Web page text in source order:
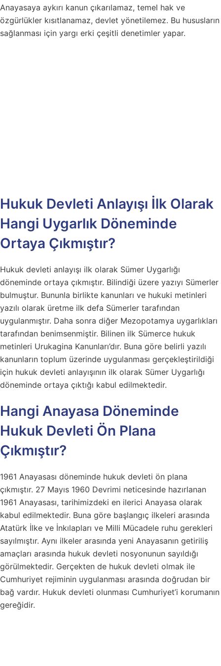
Anayasaya aykırı kanun çıkarılamaz, temel hak ve
özgürlükler kısıtlanamaz, devlet yönetilemez. Bu hususların
sağlanması için yargı erki çeşitli denetimler yapar.
Hukuk Devleti Anlayışı İlk Olarak
Hangi Uygarlık Döneminde
Ortaya Çıkmıştır?
Hukuk devleti anlayışı ilk olarak Sümer Uygarlığı
döneminde ortaya çıkmıştır. Bilindiği üzere yazıyı Sümerler
bulmuştur. Bununla birlikte kanunları ve hukuki metinleri
yazılı olarak üretme ilk defa Sümerler tarafından
uygulanmıştır. Daha sonra diğer Mezopotamya uygarlıkları
tarafından benimsenmiştir. Bilinen ilk Sümerce hukuk
metinleri Urukagina Kanunları’dır. Buna göre belirli yazılı
kanunların toplum üzerinde uygulanması gerçekleştirildiği
için hukuk devleti anlayışının ilk olarak Sümer Uygarlığı
döneminde ortaya çıktığı kabul edilmektedir.
Hangi Anayasa Döneminde
Hukuk Devleti Ön Plana
Çıkmıştır?
1961 Anayasası döneminde hukuk devleti ön plana
çıkmıştır. 27 Mayıs 1960 Devrimi neticesinde hazırlanan
1961 Anayasası, tarihimizdeki en ilerici Anayasa olarak
kabul edilmektedir. Buna göre başlangıç ilkeleri arasında
Atatürk İlke ve İnkılapları ve Milli Mücadele ruhu gerekleri
sayılmıştır. Aynı ilkeler arasında yeni Anayasanın getiriliş
amaçları arasında hukuk devleti nosyonunun sayıldığı
görülmektedir. Gerçekten de hukuk devleti olmak ile
Cumhuriyet rejiminin uygulanması arasında doğrudan bir
bağ vardır. Hukuk devleti olunması Cumhuriyet’i korumanın
gereğidir.